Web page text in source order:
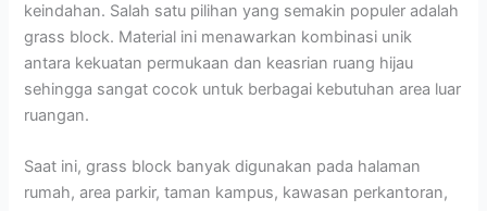
keindahan. Salah satu pilihan yang semakin populer adalah
grass block. Material ini menawarkan kombinasi unik
antara kekuatan permukaan dan keasrian ruang hijau
sehingga sangat cocok untuk berbagai kebutuhan area luar
ruangan.
Saat ini, grass block banyak digunakan pada halaman
rumah, area parkir, taman kampus, kawasan perkantoran,